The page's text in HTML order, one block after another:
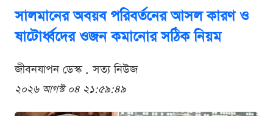
সালমানের অবয়ব পরিবর্তনের আসল কারণ ও
ষাটোর্ধ্বদের ওজন কমানোর সঠিক নিয়ম
জীবনযাপন ডেস্ক . সত্য নিউজ
২০২৬ আগস্ট ০৪ ২১:৫৯:৪৯